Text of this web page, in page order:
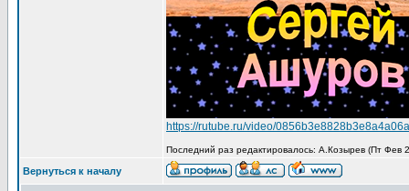
https://rutube.ru/video/
Последний раз редактировалось: А.Козырев (Пт Фев
Вернуться к началу